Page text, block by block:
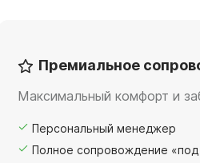
Премиальное
Максимальный комфорт и
Персональный менеджер
Полное сопровождение